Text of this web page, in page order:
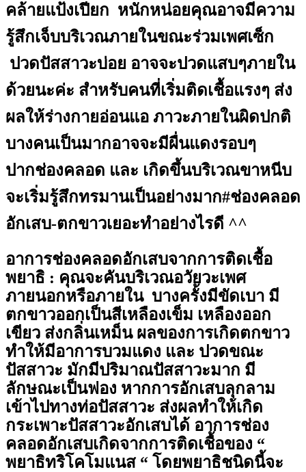
คล้ายแป้งเปียก หนักหน่อยคุณอาจมีความ
รู้สึกเจ็บบริเวณภายในขณะร่วมเพศเซ็ก
ปวดปัสสาวะบ่อย อาจจะปวดแสบๆภายใน
ด้วยนะค่ะ สำหรับคนที่เริ่มติดเชื้อแรงๆ ส่ง
ผลให้ร่างกายอ่อนแอ ภาวะภายในผิดปกติ
บางคนเป็นมากอาจจะมีผื่นแดงรอบๆ
ปากช่องคลอด และ เกิดขึ้นบริเวณขาหนีบ
จะเริ่มรู้สึกทรมานเป็นอย่างมาก#ช่องคลอด
อักเสบ-ตกขาวเยอะทำอย่างไรดี ^^
อาการช่องคลอดอักเสบจากการติดเชื้อ
พยาธิ : คุณจะคันบริเวณอวัยวะเพศ
ภายนอกหรือภายใน บางครั้งมีขัดเบา มี
ตกขาวออกเป็นสีเหลืองเข็ม เหลืองออก
เขียว ส่งกลิ่นเหม็น ผลของการเกิดตกขาว
ทำให้มีอาการบวมแดง และ ปวดขณะ
ปัสสาวะ มักมีปริมาณปัสสาวะมาก มี
ลักษณะเป็นฟอง หากการอักเสบลุกลาม
เข้าไปทางท่อปัสสาวะ ส่งผลทำให้เกิด
กระเพาะปัสสาวะอักเสบได้ อาการช่อง
คลอดอักเสบเกิดจากการติดเชื้อของ “
พยาธิทริโคโมแนส “ โดยพยาธิชนิดนี้จะ